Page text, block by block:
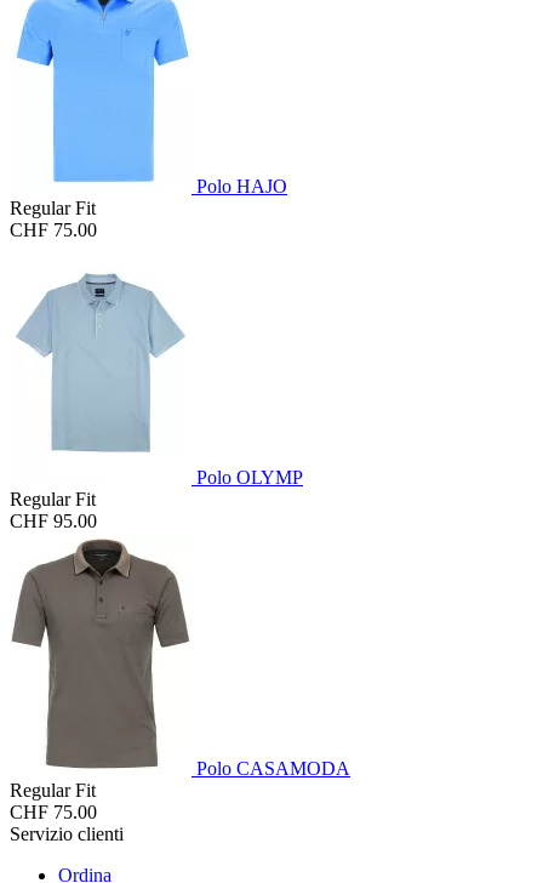
Polo HAJO
Regular Fit
CHF 75.00
Polo OLYMP
Regular Fit
CHF 95.00
Polo CASAMODA
Regular Fit
CHF 75.00
Servizio clienti
Ordina